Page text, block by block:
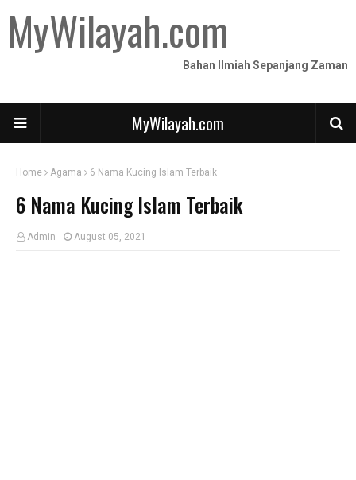
MyWilayah.com
Bahan Ilmiah Sepanjang Zaman
MyWilayah.com
Home Agama 6 Nama Kucing Islam Terbaik
6 Nama Kucing Islam Terbaik
Admin August 05, 2021